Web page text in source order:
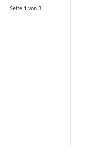
Seite 1 von 3